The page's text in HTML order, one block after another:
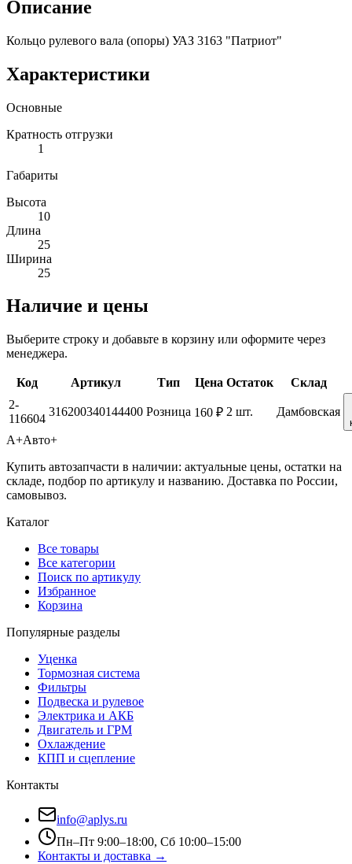
Описание
Кольцо рулевого вала (опоры) УАЗ 3163 "Патриот"
Характеристики
Основные
Кратность отгрузки
1
Габариты
Высота
10
Длина
25
Ширина
25
Наличие и цены
Выберите строку и добавьте в корзину или оформите через
менеджера.
Код Артикул Тип Цена Остаток
Склад
2-
116604
316200340144400 Розница 160 ₽ 2 шт. Дамбовская
А+Авто+
Купить автозапчасти в наличии: актуальные цены, остатки на
складе, подбор по артикулу и названию. Доставка по России,
самовывоз.
Каталог
Все товары
Все категории
Поиск по артикулу
Избранное
Корзина
Популярные разделы
Уценка
Тормозная система
Фильтры
Подвеска и рулевое
Электрика и АКБ
Двигатель и ГРМ
Охлаждение
КПП и сцепление
Контакты
info@aplys.ru
Пн–Пт 9:00–18:00, Сб 10:00–15:00
Контакты и доставка →